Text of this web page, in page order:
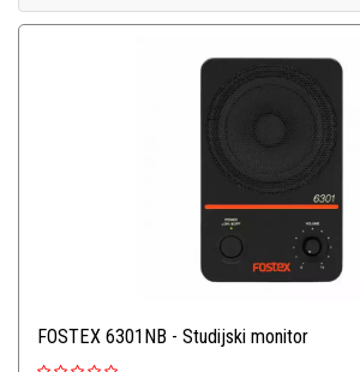
FOSTEX 6301NB - Studijski monitor